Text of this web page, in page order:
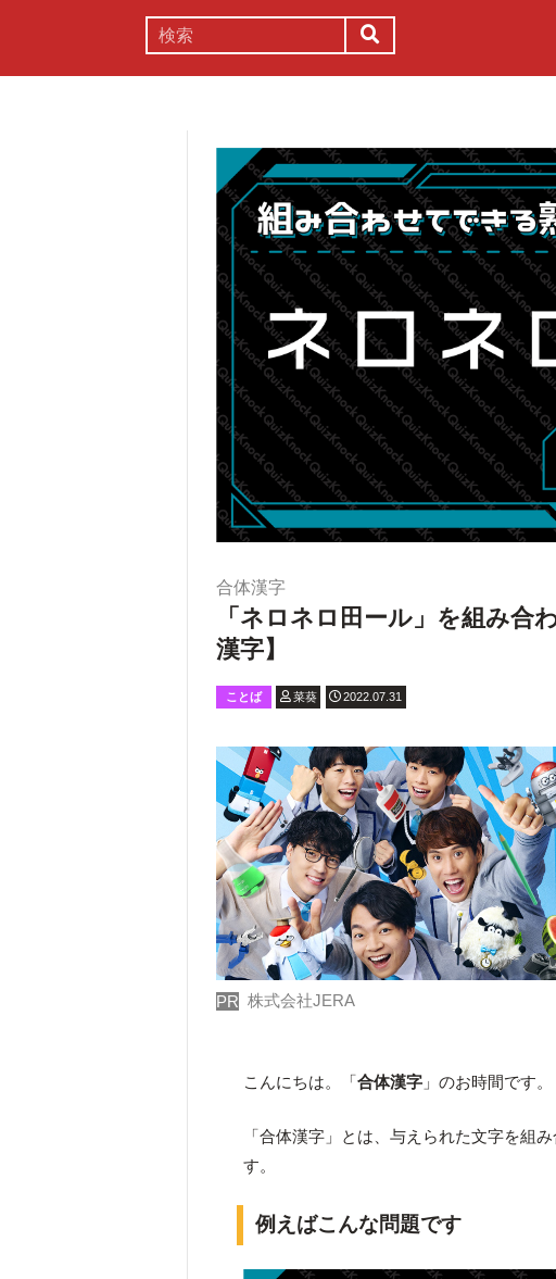
合体漢字
「ネロネロ田ール」を組み合
漢字】
ことば 菜葵 2022.07.31
PR 株式会社JERA
こんにちは。「合体漢字 」のお時間です。
「合体漢字」とは、与えられた文字を組
す。
例えばこんな問題です